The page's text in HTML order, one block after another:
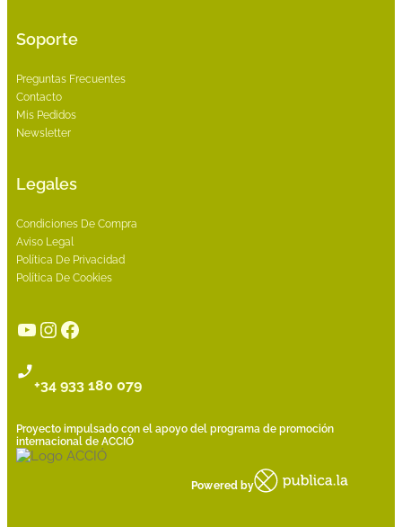
Soporte
Preguntas Frecuentes
Contacto
Mis Pedidos
Newsletter
Legales
Condiciones De Compra
Aviso Legal
Política De Privacidad
Política De Cookies
YouTube
Instagram
Facebook
+34 933 180 079
Proyecto impulsado con el apoyo del programa de promoción
internacional de ACCIÓ
Powered by